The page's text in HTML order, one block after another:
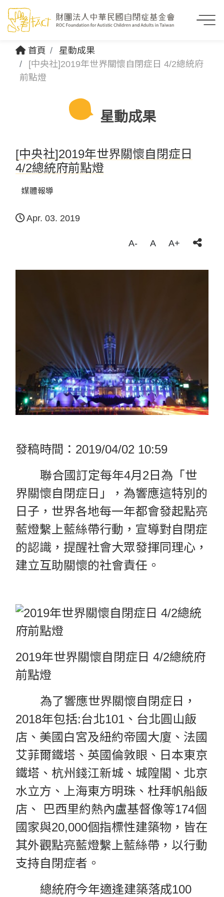
首頁
星動成果
[中央社]2019年世界關懷自閉症日 4/2總統府
前點燈
星動成果
[中央社]2019年世界關懷自閉症日
4/2總統府前點燈
媒體報導
Apr. 03. 2019
A- A A+
發稿時間：2019/04/02 10:59
聯合國訂定每年4月2日為「世
界關懷自閉症日」，為響應這特別的
日子，世界各地每一年都會發起點亮
藍燈繫上藍絲帶行動，宣導對自閉症
的認識，提醒社會大眾發揮同理心，
建立互助關懷的社會責任。
2019年世界關懷自閉症日 4/2總統府
前點燈
為了響應世界關懷自閉症日，
2018年包括:台北101、台北圓山飯
店、美國白宮及紐約帝國大廈、法國
艾菲爾鐵塔、英國倫敦眼、日本東京
鐵塔、杭州錢江新城、城隍閣、北京
水立方、上海東方明珠、杜拜帆船飯
店、 巴西里約熱內盧基督像等174個
國家與20,000個指標性建築物，皆在
其外觀點亮藍燈繫上藍絲帶，以行動
支持自閉症者。
總統府今年適逢建築落成100